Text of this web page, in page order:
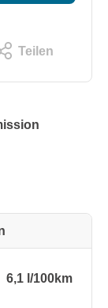
Teilen
6,1 l/100km